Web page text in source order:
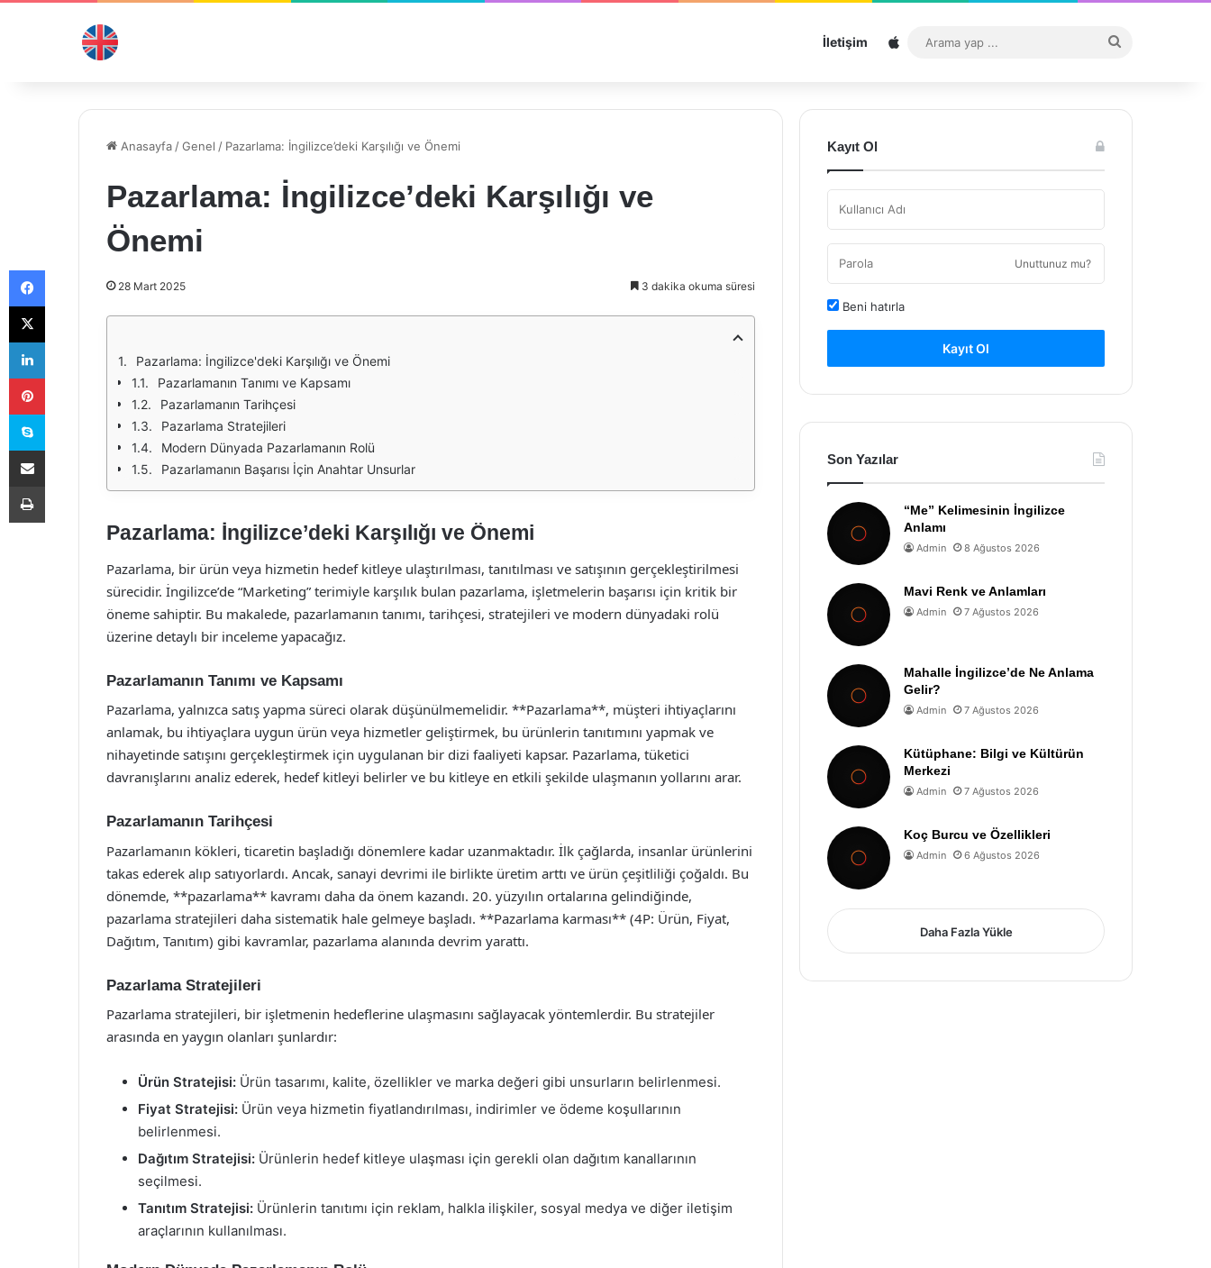
İletişim Sitemap
...
Anasayfa /Genel / Pazarlama: İngilizce’deki Karşılığı ve Önemi
Pazarlama: İngilizce’deki Karşılığı ve
Önemi
28 Mart 2025 3 dakika okuma süresi
Pazarlama: İngilizce'deki Karşılığı ve Önemi
Pazarlamanın Tanımı ve Kapsamı
Pazarlamanın Tarihçesi
Pazarlama Stratejileri
Modern Dünyada Pazarlamanın Rolü
Pazarlamanın Başarısı İçin Anahtar Unsurlar
Pazarlama: İngilizce’deki Karşılığı ve Önemi
Pazarlama, bir ürün veya hizmetin hedef kitleye ulaştırılması, tanıtılması ve satışının gerçekleştirilmesi
sürecidir. İngilizce’de “Marketing” terimiyle karşılık bulan pazarlama, işletmelerin başarısı için kritik bir
öneme sahiptir. Bu makalede, pazarlamanın tanımı, tarihçesi, stratejileri ve modern dünyadaki rolü
üzerine detaylı bir inceleme yapacağız.
Pazarlamanın Tanımı ve Kapsamı
Pazarlama, yalnızca satış yapma süreci olarak düşünülmemelidir. **Pazarlama**, müşteri ihtiyaçlarını
anlamak, bu ihtiyaçlara uygun ürün veya hizmetler geliştirmek, bu ürünlerin tanıtımını yapmak ve
nihayetinde satışını gerçekleştirmek için uygulanan bir dizi faaliyeti kapsar. Pazarlama, tüketici
davranışlarını analiz ederek, hedef kitleyi belirler ve bu kitleye en etkili şekilde ulaşmanın yollarını arar.
Pazarlamanın Tarihçesi
Pazarlamanın kökleri, ticaretin başladığı dönemlere kadar uzanmaktadır. İlk çağlarda, insanlar ürünlerini
takas ederek alıp satıyorlardı. Ancak, sanayi devrimi ile birlikte üretim arttı ve ürün çeşitliliği çoğaldı. Bu
dönemde, **pazarlama** kavramı daha da önem kazandı. 20. yüzyılın ortalarına gelindiğinde,
pazarlama stratejileri daha sistematik hale gelmeye başladı. **Pazarlama karması** (4P: Ürün, Fiyat,
Dağıtım, Tanıtım) gibi kavramlar, pazarlama alanında devrim yarattı.
Pazarlama Stratejileri
Pazarlama stratejileri, bir işletmenin hedeflerine ulaşmasını sağlayacak yöntemlerdir. Bu stratejiler
arasında en yaygın olanları şunlardır:
Ürün Stratejisi: Ürün tasarımı, kalite, özellikler ve marka değeri gibi unsurların belirlenmesi.
Fiyat Stratejisi: Ürün veya hizmetin fiyatlandırılması, indirimler ve ödeme koşullarının
belirlenmesi.
Dağıtım Stratejisi: Ürünlerin hedef kitleye ulaşması için gerekli olan dağıtım kanallarının
seçilmesi.
Tanıtım Stratejisi: Ürünlerin tanıtımı için reklam, halkla ilişkiler, sosyal medya ve diğer iletişim
araçlarının kullanılması.
Kayıt Ol
Unuttunuz mu?
Beni hatırla
Kayıt Ol
Son Yazılar
“Me” Kelimesinin İngilizce
Anlamı
Admin 8 Ağustos 2026
Mavi Renk ve Anlamları
Admin 7 Ağustos 2026
Mahalle İngilizce’de Ne Anlama
Gelir?
Admin 7 Ağustos 2026
Kütüphane: Bilgi ve Kültürün
Merkezi
Admin 7 Ağustos 2026
Koç Burcu ve Özellikleri
Admin 6 Ağustos 2026
Daha Fazla Yükle
Facebook
X
LinkedIn
Pinterest
Skype
E-Posta ile paylaş